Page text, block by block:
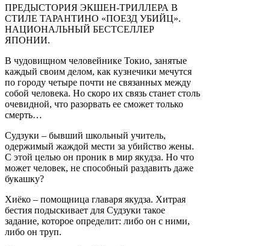
ПРЕДЫСТОРИЯ ЭКШЕН-ТРИЛЛЕРА В
СТИЛЕ ТАРАНТИНО «ПОЕЗД УБИЙЦ».
НАЦИОНАЛЬНЫЙ БЕСТСЕЛЛЕР
ЯПОНИИ.
В чудовищном человейнике Токио, занятые
каждый своим делом, как кузнечики мечутся
по городу четыре почти не связанных между
собой человека. Но скоро их связь станет столь
очевидной, что разорвать ее сможет только
смерть…
Судзуки – бывший школьный учитель,
одержимый жаждой мести за убийство жены.
С этой целью он проник в мир якудза. Но что
может человек, не способный раздавить даже
букашку?
Хиёко – помощница главаря якудза. Хитрая
бестия подыскивает для Судзуки такое
задание, которое определит: либо он с ними,
либо он труп.